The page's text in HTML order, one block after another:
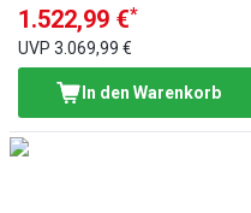
1.522,99 €*
UVP 3.069,99 €
In den Warenkorb